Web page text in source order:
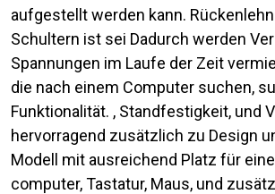
aufgestellt werden kann.
Schultern ist sei Dadurch werden
Spannungen im Laufe der Zeit
die nach einem Computer suchen,
Funktionalität. , Standfestigkeit, und
hervorragend zusätzlich zu Design
Modell mit ausreichend Platz für
computer, Tastatur, Maus, und